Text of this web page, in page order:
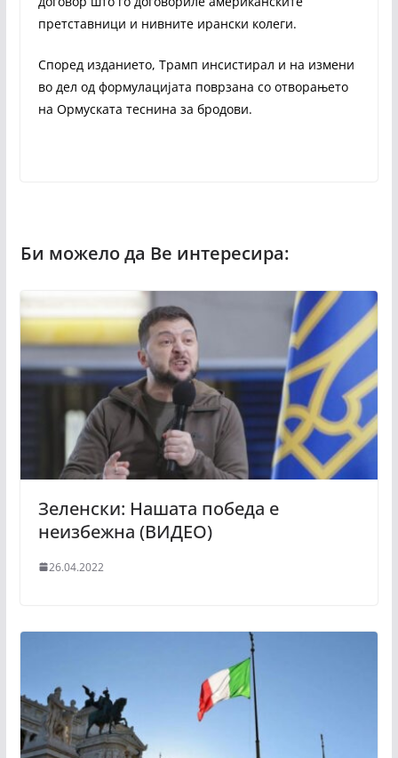
претставници и нивните ирански колеги.
Според изданието, Трамп инсистирал и на измени
во дел од формулацијата поврзана со отворањето
на Ормуската теснина за бродови.
Зеленски: Нашата победа е
неизбежна (ВИДЕО)
26.04.2022